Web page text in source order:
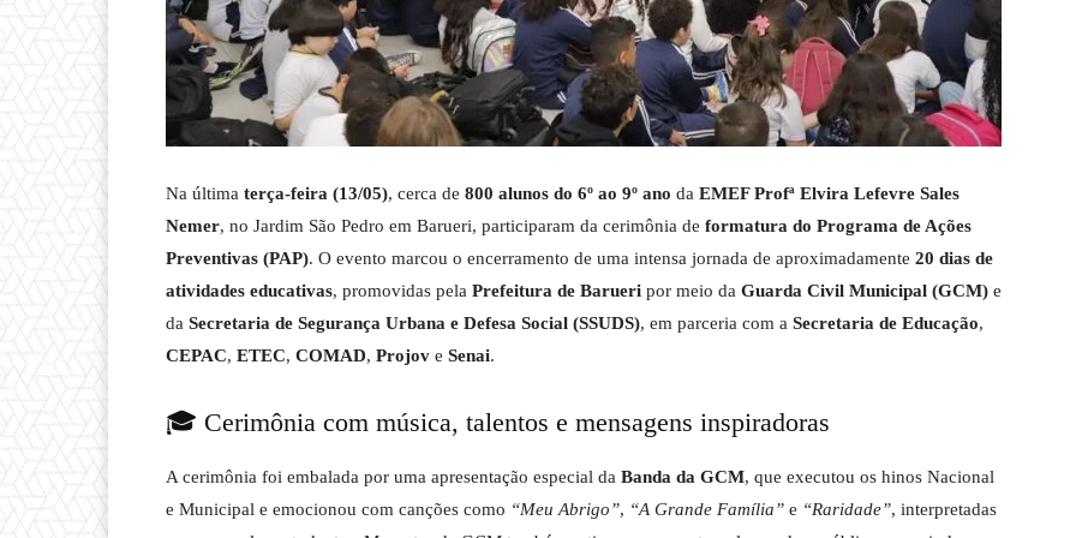
Na última terça-feira (13/05), cerca de 800 alunos do 6º ao 9º ano da EMEF Profª Elvira Lefevre Sales
Nemer, no Jardim São Pedro em Barueri, participaram da cerimônia de formatura do Programa de Ações
Preventivas (PAP). O evento marcou o encerramento de uma intensa jornada de aproximadamente 20 dias de
atividades educativas, promovidas pela Prefeitura de Barueri por meio da Guarda Civil Municipal (GCM) e
da Secretaria de Segurança Urbana e Defesa Social (SSUDS), em parceria com a Secretaria de Educação,
CEPAC, ETEC, COMAD, Projov e Senai.
🎓 Cerimônia com música, talentos e mensagens inspiradoras
A cerimônia foi embalada por uma apresentação especial da Banda da GCM, que executou os hinos Nacional
e Municipal e emocionou com canções como “Meu Abrigo”, “A Grande Família” e “Raridade”, interpretadas